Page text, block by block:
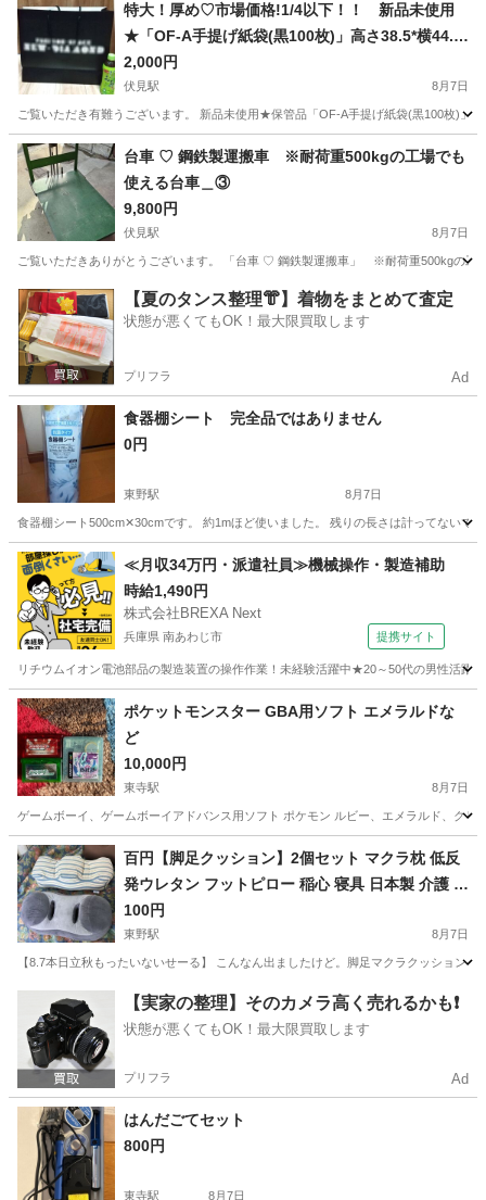
特大！厚め♡市場価格!1/4以下！！ 新品未使用
★「OF-A手提げ紙袋(黒100枚)」高さ38.5*横44.5*
マチ16㎝
2,000円
伏見駅 8月7日
ご覧いただき有難うございます。 新品未使用★保管品「OF-A手提げ紙袋(黒100枚)
京都 京都市 伏見駅 その他 紙袋
台車 ♡ 鋼鉄製運搬車 ※耐荷重500kgの工場でも
使える台車＿③
9,800円
伏見駅 8月7日
ご覧いただきありがとうございます。 「台車 ♡ 鋼鉄製運搬車」 ※耐荷重500kgの工
京都 京都市 伏見駅 その他
【夏のタンス整理👘】着物をまとめて査定
状態が悪くてもOK！最大限買取します
プリフラ Ad
食器棚シート 完全品ではありません
0円
東野駅 8月7日
食器棚シート500cm✕30cmです。 約1mほど使いました。 残りの長さは計ってないで
京都 京都市 東野駅 その他 食器棚
≪月収34万円・派遣社員≫機械操作・製造補助
時給1,490円
株式会社BREXA Next
兵庫県 南あわじ市 提携サイト
リチウムイオン電池部品の製造装置の操作作業！未経験活躍中★20～50代の男性活
兵庫 南あわじ市 その他
ポケットモンスター GBA用ソフト エメラルドな
ど
10,000円
東寺駅 8月7日
ゲームボーイ、ゲームボーイアドバンス用ソフト ポケモン ルビー、エメラルド、ク
京都 京都市 東寺駅 その他 ポケットモンスター ルビー
百円【脚足クッション】2個セット マクラ枕 低反
発ウレタン フットピロー 稲心 寝具 日本製 介護 整
体など
100円
東野駅 8月7日
【8.7本日立秋もったいないせーる】 こんなん出ましたけど。脚足マクラクッション
東野駅 その他
【実家の整理】そのカメラ高く売れるかも❗️
状態が悪くてもOK！最大限買取します
プリフラ Ad
はんだごてセット
800円
東寺駅 8月7日